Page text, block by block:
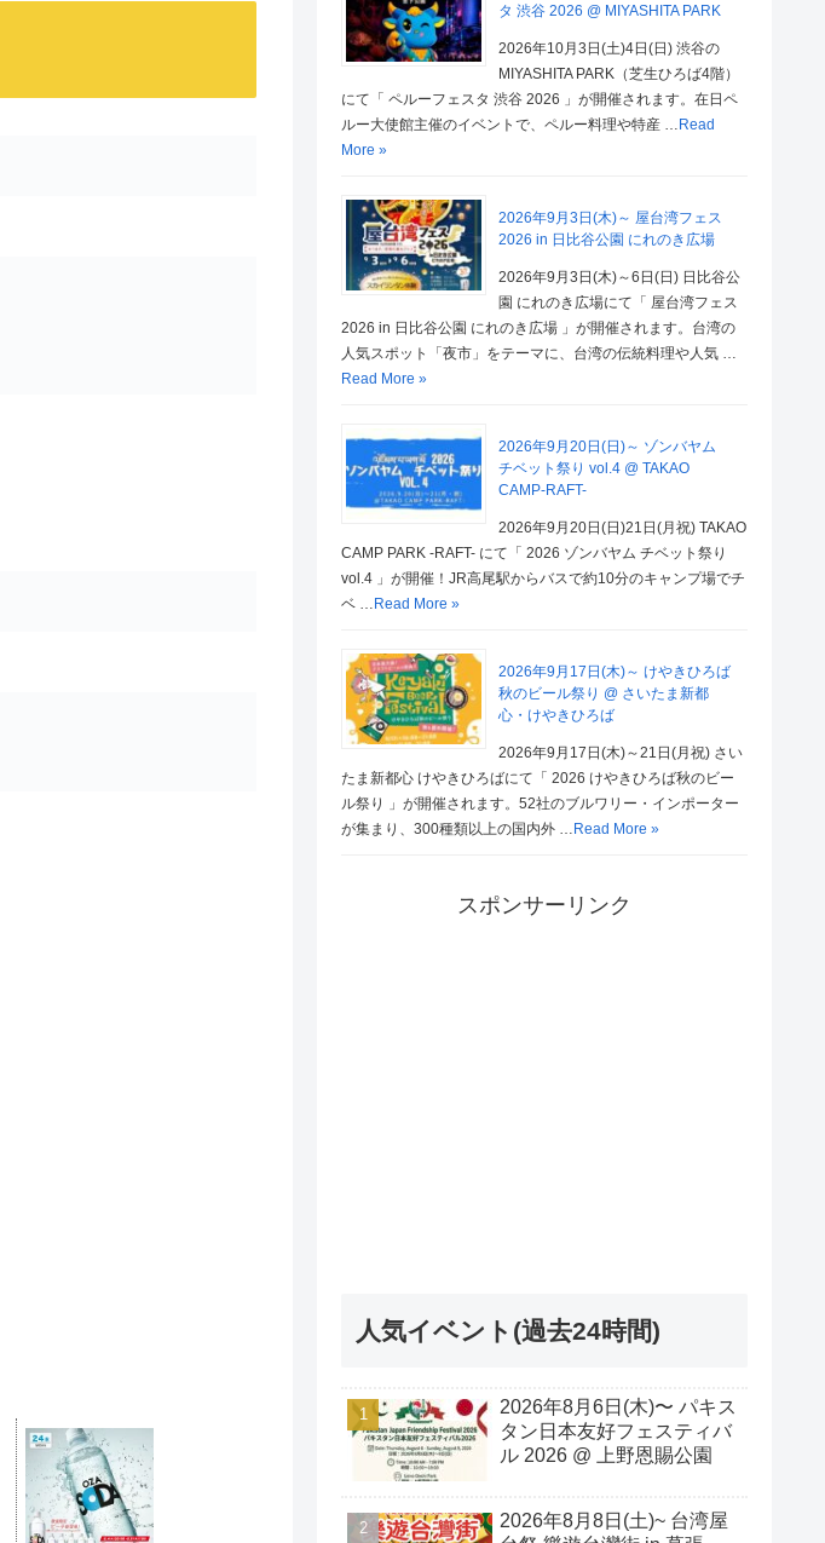
タ 渋谷 2026 @ MIYASHITA PARK
2026年10月3日(土)4日(日) 渋谷の
MIYASHITA PARK（芝生ひろば4階）
にて「 ペルーフェスタ 渋谷 2026 」が開催されます。在日ペ
ルー大使館主催のイベントで、ペルー料理や特産 … Read
More »
2026年9月3日(木)～ 屋台湾フェス
2026 in 日比谷公園 にれのき広場
2026年9月3日(木)～6日(日) 日比谷公
園 にれのき広場にて「 屋台湾フェス
2026 in 日比谷公園 にれのき広場 」が開催されます。台湾の
人気スポット「夜市」をテーマに、台湾の伝統料理や人気 …
Read More »
2026年9月20日(日)～ ゾンバヤム
チベット祭り vol.4 @ TAKAO
CAMP-RAFT-
2026年9月20日(日)21日(月祝) TAKAO
CAMP PARK -RAFT- にて「 2026 ゾンバヤム チベット祭り
vol.4 」が開催！JR高尾駅からバスで約10分のキャンプ場でチ
ベ … Read More »
2026年9月17日(木)～ けやきひろば
秋のビール祭り @ さいたま新都
心・けやきひろば
2026年9月17日(木)～21日(月祝) さい
たま新都心 けやきひろばにて「 2026 けやきひろば秋のビー
ル祭り 」が開催されます。52社のブルワリー・インポーター
が集まり、300種類以上の国内外 … Read More »
スポンサーリンク
人気イベント(過去24時間)
2026年8月6日(木)〜 パキス
タン日本友好フェスティバ
ル 2026 @ 上野恩賜公園
2026年8月8日(土)~ 台湾屋